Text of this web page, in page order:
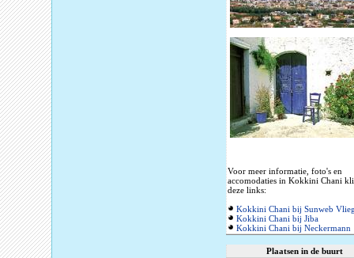
Voor meer informatie, foto's en
accomodaties in Kokkini Chani
deze links:
Kokkini Chani bij Sunweb
Kokkini Chani bij Jiba
Kokkini Chani bij Neckermann
Plaatsen in de buurt